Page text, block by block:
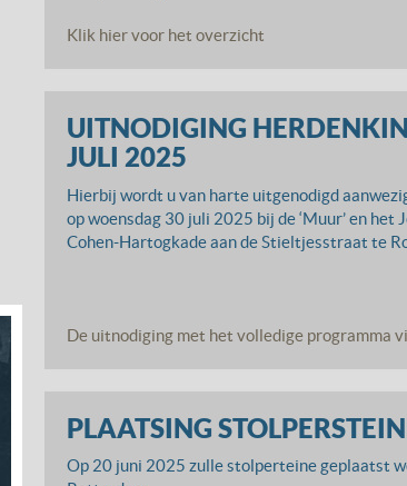
Klik hier voor het overzicht
UITNODIGING
JULI 2025
Hierbij wordt u van harte uitgenodigd
op woensdag 30 juli 2025 bij de ‘Muur’ en het
Cohen-Hartogkade aan de Stieltjesstraat te
De uitnodiging met het volledige programma
PLAATSING
Op 20 juni 2025 zulle stolperteine geplaatst